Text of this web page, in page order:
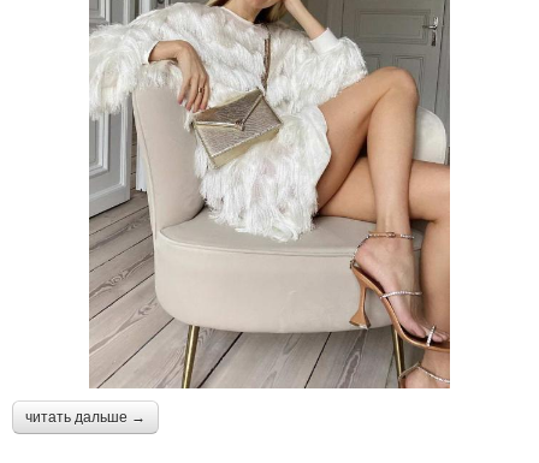
читать дальше →